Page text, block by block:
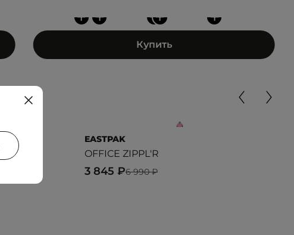
+
+ + +
+
Купить
EASTPAK
OFFICE ZIPPL'R
6 990 ₽
3 845 ₽